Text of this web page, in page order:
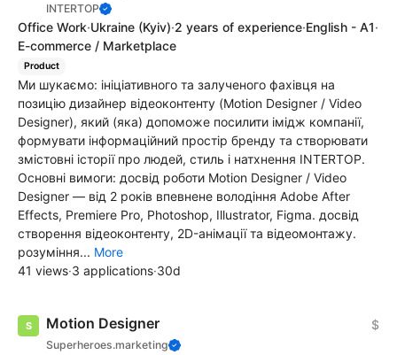
INTERTOP
Office Work·Ukraine (Kyiv)·2 years of experience·English - A1·
E-commerce / Marketplace
Product
Ми шукаємо: ініціативного та залученого фахівця на
позицію дизайнер відеоконтенту (Motion Designer / Video
Designer), який (яка) допоможе посилити імідж компанії,
формувати інформаційний простір бренду та створювати
змістовні історії про людей, стиль і натхнення INTERTOP.
Основні вимоги: досвід роботи Motion Designer / Video
Designer — від 2 років впевнене володіння Adobe After
Effects, Premiere Pro, Photoshop, Illustrator, Figma. досвід
створення відеоконтенту, 2D-анімації та відеомонтажу.
розуміння... More
41 views·3 applications·30d
Motion Designer
Superheroes.marketing
$